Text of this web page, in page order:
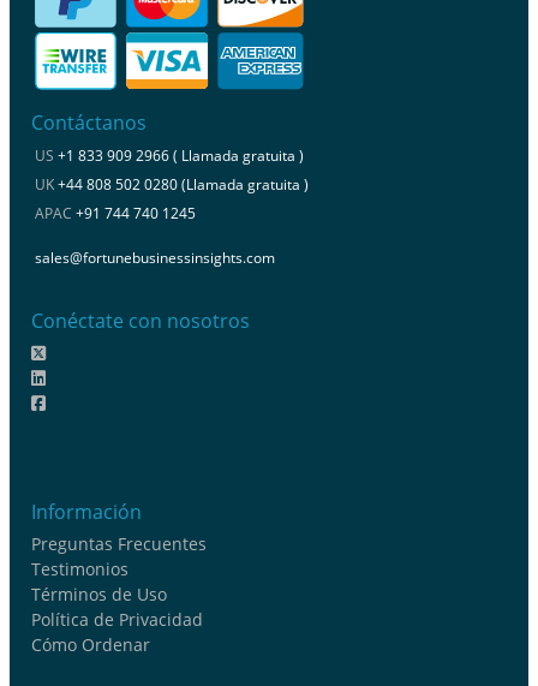
Contáctanos
US +1 833 909 2966 ( Llamada gratuita )
UK+44 808 502 0280 (Llamada gratuita )
APAC +91 744 740 1245
sales@fortunebusinessinsights.com
Conéctate con nosotros
Información
Preguntas Frecuentes
Testimonios
Términos de Uso
Política de Privacidad
Cómo Ordenar